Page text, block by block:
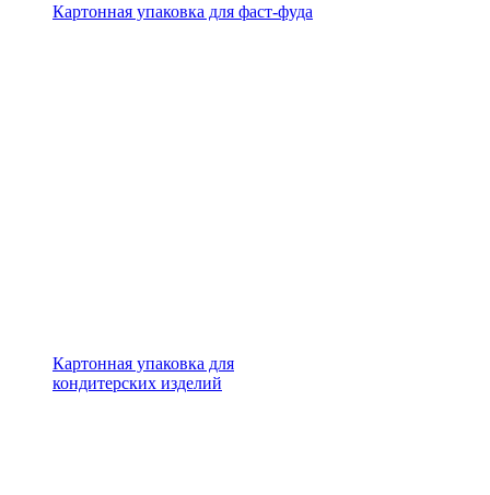
Картонная упаковка для фаст-фуда
Картонная упаковка для
кондитерских изделий